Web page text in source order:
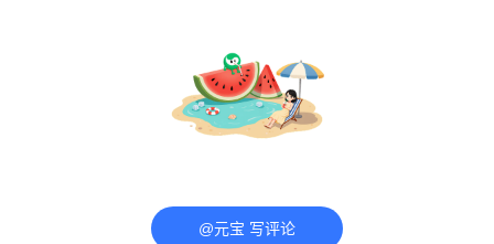
@元宝 写评论